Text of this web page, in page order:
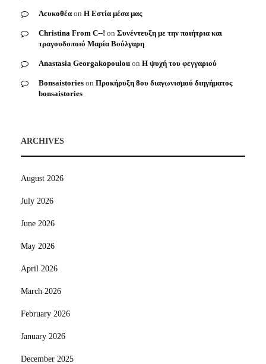
Λευκοθέα on Η Εστία μέσα μας
Christina From C--! on Συνέντευξη με την ποιήτρια και
τραγουδοποιό Μαρία Βούλγαρη
Anastasia Georgakopoulou on Η ψυχή του φεγγαριού
Bonsaistories on Προκήρυξη 8ου διαγωνισμού διηγήματος
bonsaistories
ARCHIVES
August 2026
July 2026
June 2026
May 2026
April 2026
March 2026
February 2026
January 2026
December 2025